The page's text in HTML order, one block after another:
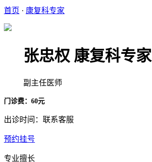
首页 · 康复科专家
张忠权 康复科专家
副主任医师
门诊费：60元
出诊时间：联系客服
预约挂号
专业擅长